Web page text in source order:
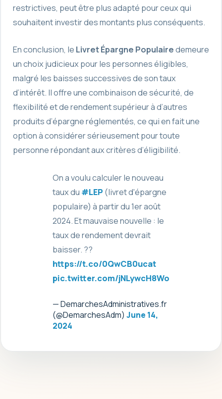
restrictives, peut être plus adapté pour ceux qui
souhaitent investir des montants plus conséquents.
En conclusion, le Livret Épargne Populairedemeure
un choix judicieux pour les personnes éligibles,
malgré les baisses successives de son taux
d’intérêt. Il offre une combinaison de sécurité, de
flexibilité et de rendement supérieur à d’autres
produits d’épargne réglementés, ce qui en fait une
option à considérer sérieusement pour toute
personne répondant aux critères d’éligibilité.
On a voulu calculer le nouveau
taux du #LEP (livret d'épargne
populaire) à partir du 1er août
2024. Et mauvaise nouvelle : le
taux de rendement devrait
baisser. ??
https://t.co/0QwCB0ucat
pic.twitter.com/jNLywcH8Wo
— DemarchesAdministratives.fr
(@DemarchesAdm) June 14,
2024